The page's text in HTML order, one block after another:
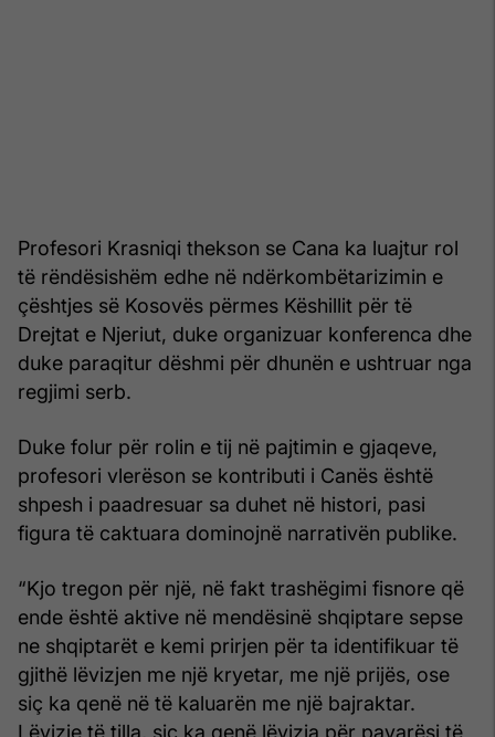
Profesori Krasniqi thekson se Cana ka luajtur rol
të rëndësishëm edhe në ndërkombëtarizimin e
çështjes së Kosovës përmes Këshillit për të
Drejtat e Njeriut, duke organizuar konferenca dhe
duke paraqitur dëshmi për dhunën e ushtruar nga
regjimi serb.
Duke folur për rolin e tij në pajtimin e gjaqeve,
profesori vlerëson se kontributi i Canës është
shpesh i paadresuar sa duhet në histori, pasi
figura të caktuara dominojnë narrativën publike.
“Kjo tregon për një, në fakt trashëgimi fisnore që
ende është aktive në mendësinë shqiptare sepse
ne shqiptarët e kemi prirjen për ta identifikuar të
gjithë lëvizjen me një kryetar, me një prijës, ose
siç ka qenë në të kaluarën me një bajraktar.
Lëvizje të tilla, siç ka qenë lëvizja për pavarësi të